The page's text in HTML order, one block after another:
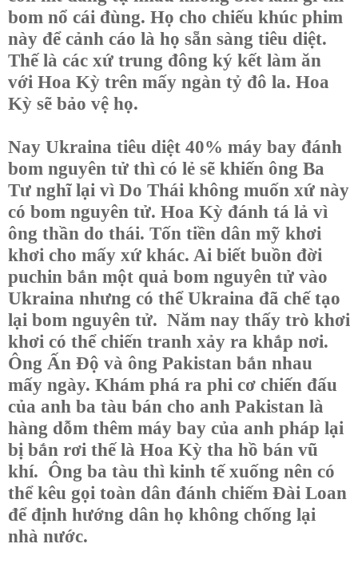
bom nổ cái đùng. Họ cho chiếu khúc phim
này để cảnh cáo là họ sẵn sàng tiêu diệt.
Thế là các xứ trung đông ký kết làm ăn
với Hoa Kỳ trên mấy ngàn tỷ đô la. Hoa
Kỳ sẽ bảo vệ họ.
Nay Ukraina tiêu diệt 40% máy bay đánh
bom nguyên tử thì có lẻ sẽ khiến ông Ba
Tư nghĩ lại vì Do Thái không muốn xứ này
có bom nguyên tử. Hoa Kỳ đánh tá lả vì
ông thần do thái. Tốn tiền dân mỹ khơi
khơi cho mấy xứ khác. Ai biết buồn đời
puchin bắn một quả bom nguyên tử vào
Ukraina nhưng có thể Ukraina đã chế tạo
lại bom nguyên tử. Năm nay thấy trò khơi
khơi có thể chiến tranh xảy ra khắp nơi.
Ông Ấn Độ và ông Pakistan bắn nhau
mấy ngày. Khám phá ra phi cơ chiến đấu
của anh ba tàu bán cho anh Pakistan là
hàng dỗm thêm máy bay của anh pháp lại
bị bắn rơi thế là Hoa Kỳ tha hồ bán vũ
khí. Ông ba tàu thì kinh tế xuống nên có
thể kêu gọi toàn dân đánh chiếm Đài Loan
để định hướng dân họ không chống lại
nhà nước.